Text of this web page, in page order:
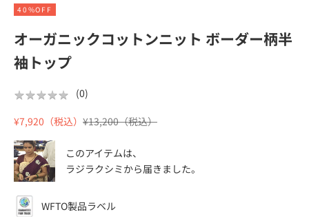
40%OFF
オーガニックコットンニット ボーダー柄半
袖トップ
★★★★★
★★★★★ (0)
セール価格
¥7,920（税込） 通常価格
¥13,200（税込）
このアイテムは、
ラジラクシミから届きました。
WFTO製品ラベル